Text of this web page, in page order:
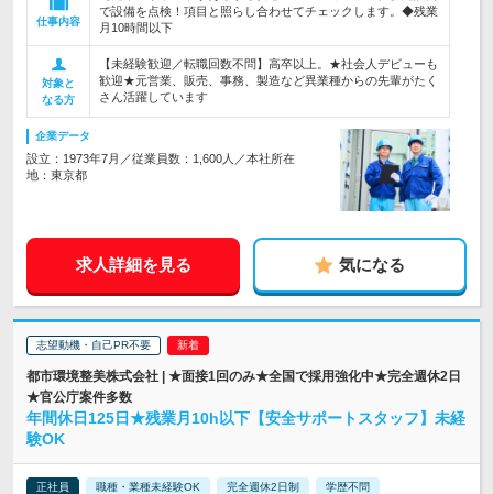
仕事内容
で設備を点検！項目と照らし合わせてチェックします。◆残業
月10時間以下
対象と
なる方
【未経験歓迎／転職回数不問】高卒以上。★社会人デビューも
歓迎★元営業、販売、事務、製造など異業種からの先輩がたく
さん活躍しています
企業データ
設立：1973年7月／従業員数：1,600人／本社所在
地：東京都
求人詳細を見る 気になる
志望動機・自己PR不要
都市環境整美株式会社 | ★面接1回のみ★全国で採用強化中★完全週休2日
★官公庁案件多数
年間休日125日★残業月10h以下【安全サポートスタッフ】未経
験OK
正社員 職種・業種未経験OK 完全週休2日制 学歴不問